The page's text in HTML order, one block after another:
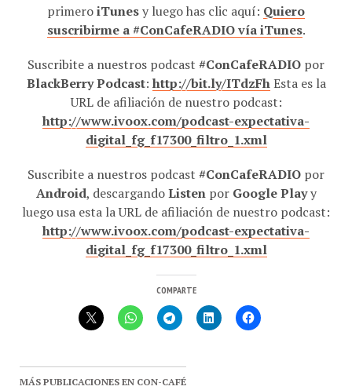
primeroiTunesy luego has clic aquí: Quiero
suscribirme a #ConCafeRADIO vía iTunes.
Suscribite a nuestros podcast #ConCafeRADIO por
BlackBerry Podcast: http://bit.ly/ITdzFh Esta es la
URL de afiliación de nuestro podcast:
http://www.ivoox.com/podcast-expectativa-
digital_fg_f17300_filtro_1.xml
Suscribite a nuestros podcast #ConCafeRADIO por
Android , descargandoListen por Google Playy
luego usa esta la URL de afiliación de nuestro podcast:
http://www.ivoox.com/podcast-expectativa-
digital_fg_f17300_filtro_1.xml
COMPARTE
MÁS PUBLICACIONES EN CON-CAFÉ